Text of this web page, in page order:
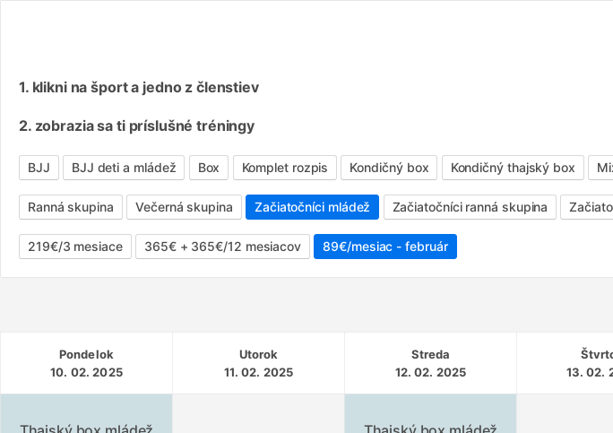
1. klikni na šport a jedno z členstiev
2. zobrazia sa ti príslušné tréningy
BJJ BJJ deti a mládež Box Komplet rozpis Kondičný box Kondičný thajský box
Ranná skupina Večerná skupina Začiatočníci mládež Začiatočníci ranná skupina
219€/3 mesiace 365€ + 365€/12 mesiacov 89€/mesiac - február
Pondelok
10. 02. 2025
Utorok
11. 02. 2025
Streda
12. 02. 2025
13. 02.